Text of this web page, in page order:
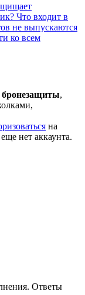
Что входит в
не выпускаются
ко всем
бронезащиты,
на
нет аккаунта.
Ответы